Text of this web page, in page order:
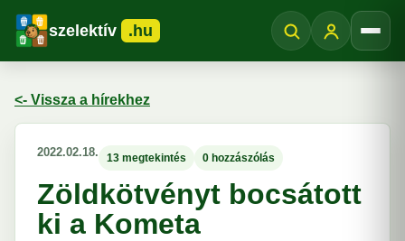
szelektív .hu
<- Vissza a hírekhez
2022.02.18. 13 megtekintés 0 hozzászólás
Zöldkötvényt bocsátott
ki a Kometa